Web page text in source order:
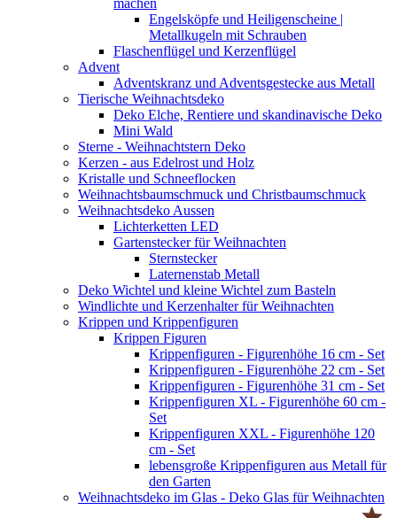
machen
Engelsköpfe und Heiligenscheine |
Metallkugeln mit Schrauben
Flaschenflügel und Kerzenflügel
Advent
Adventskranz und Adventsgestecke aus Metall
Tierische Weihnachtsdeko
Deko Elche, Rentiere und skandinavische Deko
Mini Wald
Sterne - Weihnachtstern Deko
Kerzen - aus Edelrost und Holz
Kristalle und Schneeflocken
Weihnachtsbaumschmuck und Christbaumschmuck
Weihnachtsdeko Aussen
Lichterketten LED
Gartenstecker für Weihnachten
Sternstecker
Laternenstab Metall
Deko Wichtel und kleine Wichtel zum Basteln
Windlichte und Kerzenhalter für Weihnachten
Krippen und Krippenfiguren
Krippen Figuren
Krippenfiguren - Figurenhöhe 16 cm - Set
Krippenfiguren - Figurenhöhe 22 cm - Set
Krippenfiguren - Figurenhöhe 31 cm - Set
Krippenfiguren XL - Figurenhöhe 60 cm -
Set
Krippenfiguren XXL - Figurenhöhe 120
cm - Set
lebensgroße Krippenfiguren aus Metall für
den Garten
Weihnachtsdeko im Glas - Deko Glas für Weihnachten